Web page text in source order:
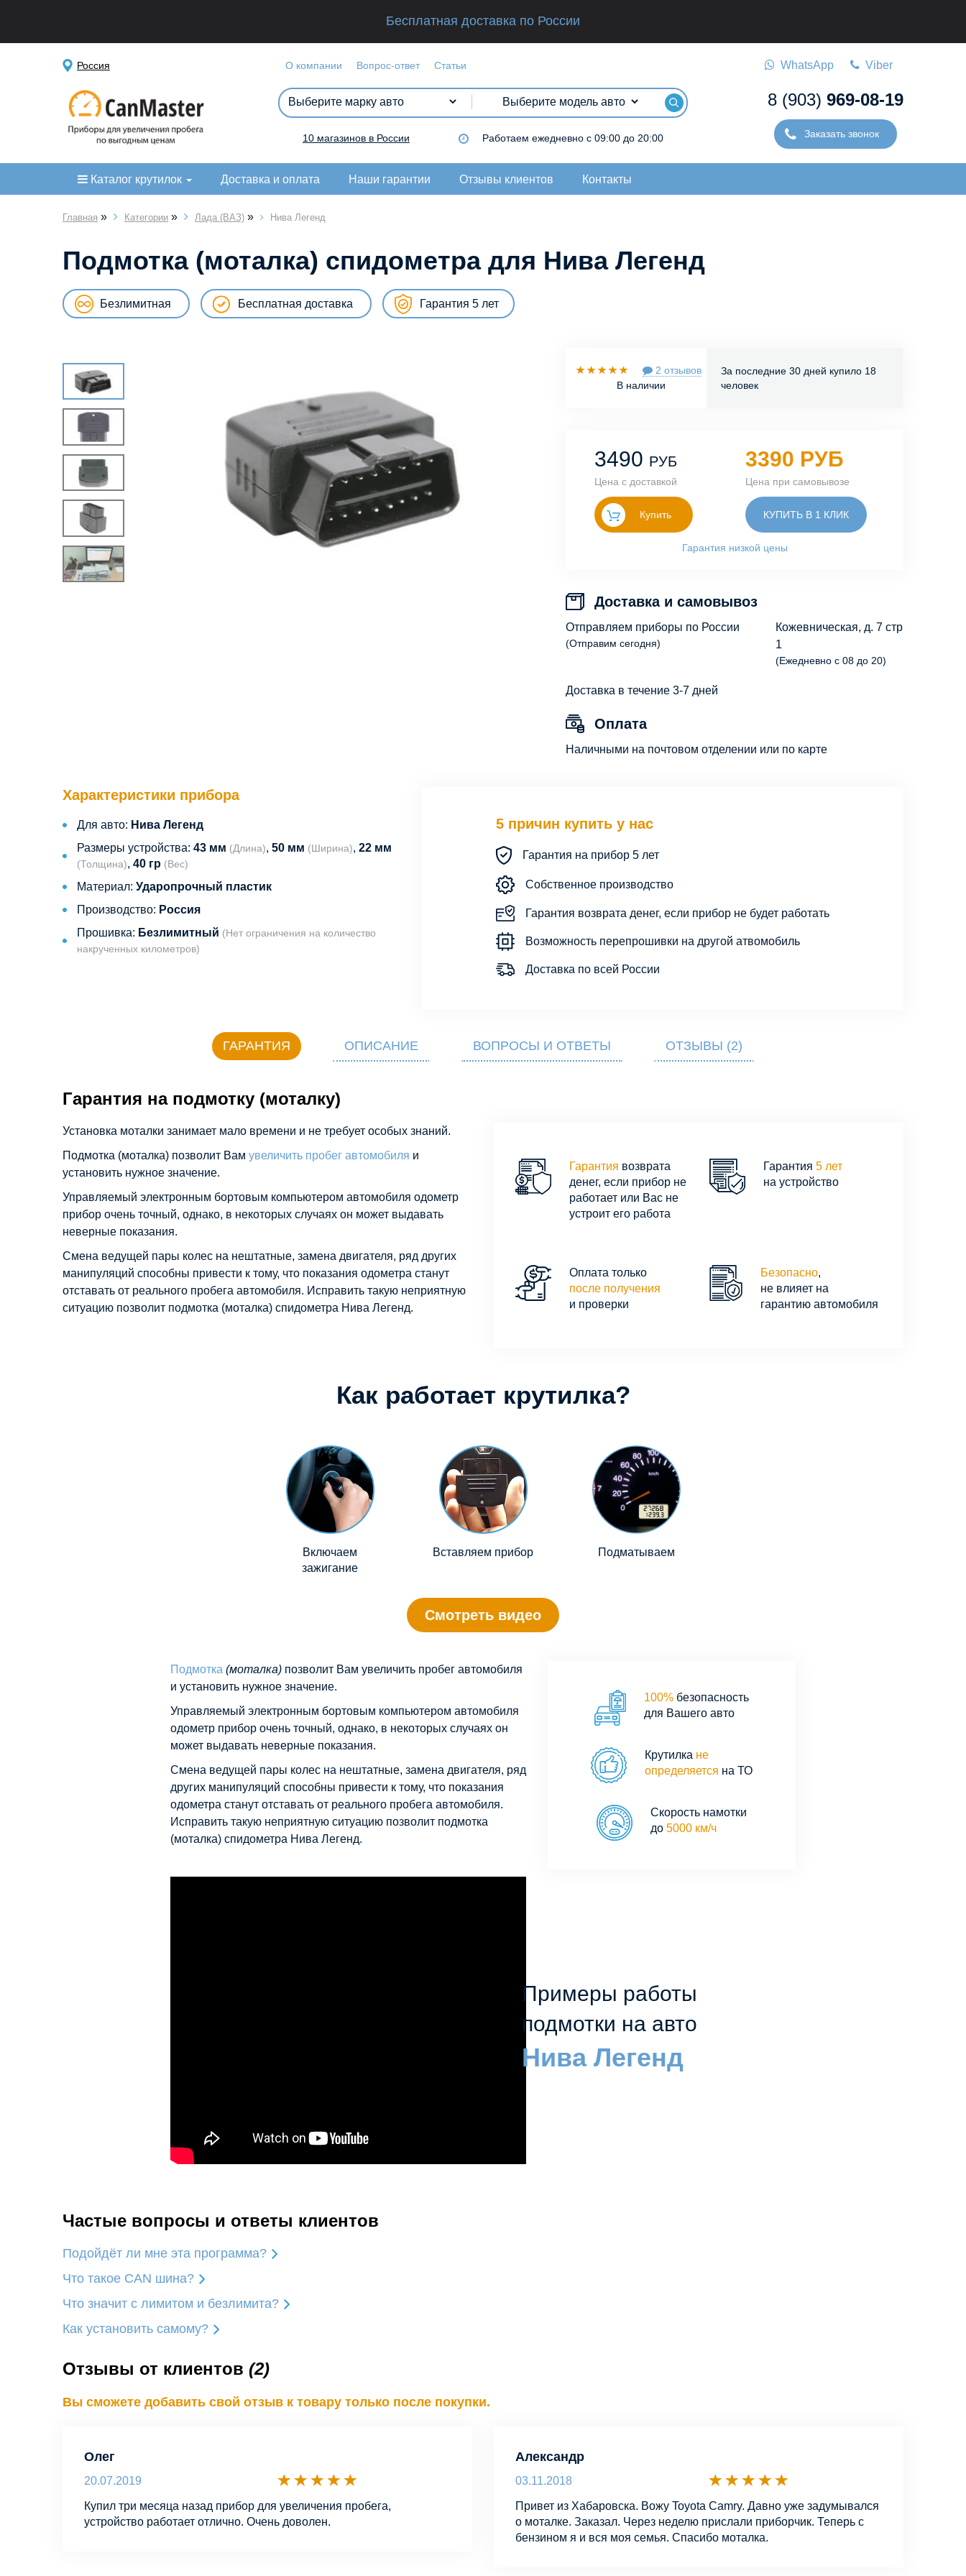
Бесплатная доставка по России
Россия WhatsApp Viber
О компании Вопрос-ответ Статьи
10 магазинов в России Работаем ежедневно с 09:00 до 20:00
8 (903) 969-08-19
Заказать звонок
Каталог крутилок Доставка и оплата Наши гарантии Отзывы клиентов Контакты
Главная » Категории » Лада (ВАЗ) » Нива Легенд
Подмотка (моталка) спидометра для Нива Легенд
Безлимитная Бесплатная доставка Гарантия 5 лет
2 отзывов
В наличии
За последние 30 дней купило 18
человек
3490 РУБ
Цена с доставкой
Купить
3390 РУБ
Цена при самовывозе
КУПИТЬ В 1 КЛИК
Гарантия низкой цены
Доставка и самовывоз
Отправляем приборы по России
(Отправим сегодня)
Кожевническая, д. 7 стр
1
(Ежедневно с 08 до 20)
Доставка в течение 3-7 дней
Оплата
Наличными на почтовом отделении или по карте
Характеристики прибора
Для авто: Нива Легенд
Размеры устройства: 43 мм (Длина), 50 мм (Ширина), 22 мм
(Толщина), 40 гр (Вес)
Материал: Ударопрочный пластик
Производство: Россия
Прошивка: Безлимитный (Нет ограничения на количество
накрученных километров)
5 причин купить у нас
Гарантия на прибор 5 лет
Собственное производство
Гарантия возврата денег, если прибор не будет работать
Возможность перепрошивки на другой атвомобиль
Доставка по всей России
ГАРАНТИЯ ОПИСАНИЕ ВОПРОСЫ И ОТВЕТЫ ОТЗЫВЫ (2)
Гарантия на подмотку (моталку)
Установка моталки занимает мало времени и не требует особых знаний.
Подмотка (моталка) позволит Вам увеличить пробег автомобиля и
установить нужное значение.
Управляемый электронным бортовым компьютером автомобиля одометр
прибор очень точный, однако, в некоторых случаях он может выдавать
неверные показания.
Смена ведущей пары колес на нештатные, замена двигателя, ряд других
манипуляций способны привести к тому, что показания одометра станут
отставать от реального пробега автомобиля. Исправить такую неприятную
ситуацию позволит подмотка (моталка) спидометра Нива Легенд.
Гарантия возврата
денег, если прибор не
работает или Вас не
устроит его работа
Гарантия 5 лет
на устройство
Оплата только
после получения
и проверки
Безопасно,
не влияет на
гарантию автомобиля
Как работает крутилка?
Включаем
зажигание
Вставляем прибор Подматываем
Смотреть видео
Подмотка (моталка) позволит Вам увеличить пробег автомобиля
и установить нужное значение.
Управляемый электронным бортовым компьютером автомобиля
одометр прибор очень точный, однако, в некоторых случаях он
может выдавать неверные показания.
Смена ведущей пары колес на нештатные, замена двигателя, ряд
других манипуляций способны привести к тому, что показания
одометра станут отставать от реального пробега автомобиля.
Исправить такую неприятную ситуацию позволит подмотка
(моталка) спидометра Нива Легенд.
Примеры работы
подмотки на авто
Нива Легенд
100% безопасность
для Вашего авто
Крутилка не
определяется на ТО
Скорость намотки
до 5000 км/ч
Частые вопросы и ответы клиентов
Подойдёт ли мне эта программа?
Что такое CAN шина?
Что значит с лимитом и безлимита?
Как установить самому?
Отзывы от клиентов (2)
Вы сможете добавить свой отзыв к товару только после покупки.
Олег
20.07.2019
Купил три месяца назад прибор для увеличения пробега,
устройство работает отлично. Очень доволен.
Александр
03.11.2018
Привет из Хабаровска. Вожу Toyota Camry. Давно уже задумывался
о моталке. Заказал. Через неделю прислали приборчик. Теперь с
бензином я и вся моя семья. Спасибо моталка.